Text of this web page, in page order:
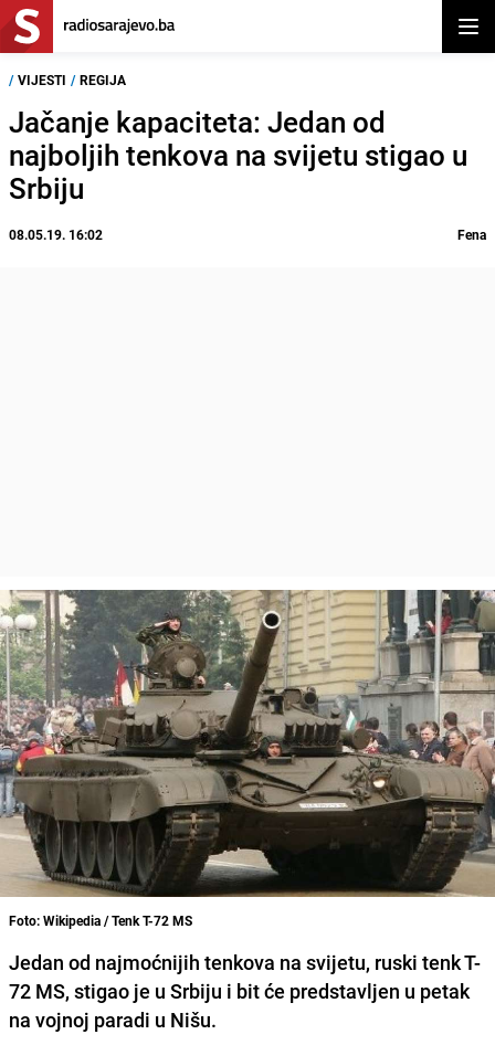
/ VIJESTI / REGIJA
Jačanje kapaciteta: Jedan od
najboljih tenkova na svijetu stigao u
Srbiju
08.05.19. 16:02 Fena
Foto: Wikipedia / Tenk T-72 MS
Jedan od najmoćnijih tenkova na svijetu, ruski tenk T-
72 MS, stigao je u Srbiju i bit će predstavljen u petak
na vojnoj paradi u Nišu.